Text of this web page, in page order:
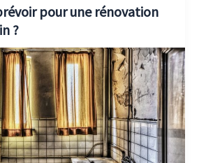
pour une rénovation
?